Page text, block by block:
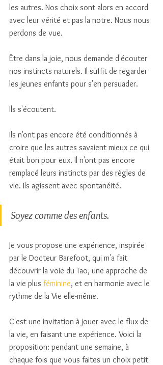
les autres. Nos choix sont alors en accord
avec leur vérité et pas la notre. Nous nous
perdons de vue.
Être dans la joie, nous demande d'écouter
nos instincts naturels. Il suffit de regarder
les jeunes enfants pour s'en persuader.
Ils s'écoutent.
Ils n'ont pas encore été conditionnés à
croire que les autres savaient mieux ce qui
était bon pour eux. Il n'ont pas encore
remplacé leurs instincts par des règles de
vie. Ils agissent avec spontanéité.
Soyez comme des enfants.
Je vous propose une expérience, inspirée
par le Docteur Barefoot, qui m'a fait
découvrir la voie du Tao, une approche de
la vie plus féminine, et en harmonie avec le
rythme de la Vie elle-même.
C'est une invitation à jouer avec le flux de
la vie, en faisant une expérience. Voici la
proposition: pendant une semaine, à
chaque fois que vous faites un choix petit